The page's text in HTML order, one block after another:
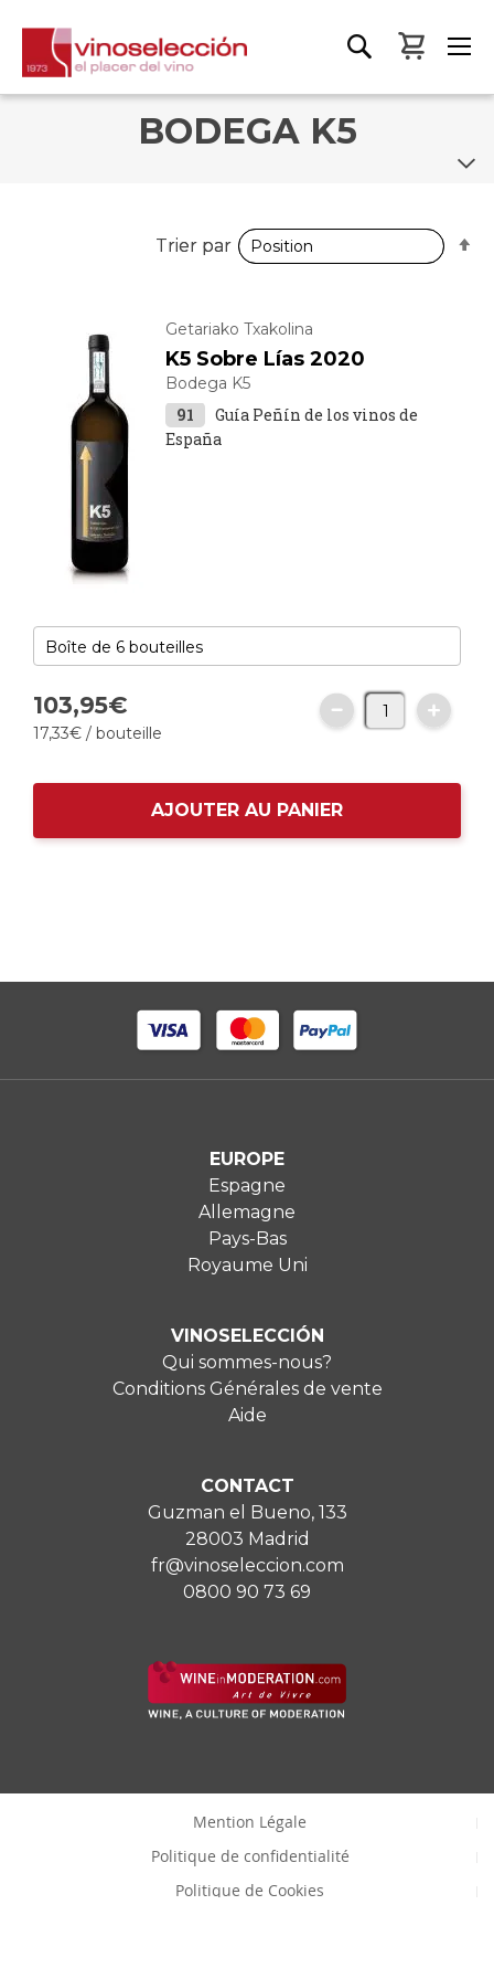
Mon
BODEGA K5
Getariako Txakolina
K5 Sobre Lías 2020
Bodega K5
91
Guía Peñín de los vinos de
España
103,95€
17,33€ / bouteille
AJOUTER AU PANIER
Trier par
Trier par
EUROPE
Espagne
Allemagne
Pays-Bas
Royaume Uni
VINOSELECCIÓN
Qui sommes-nous?
Conditions Générales de vente
Aide
CONTACT
Guzman el Bueno, 133
28003 Madrid
fr@vinoseleccion.com
0800 90 73 69
Mention Légale
Politique de confidentialité
Politique de Cookies